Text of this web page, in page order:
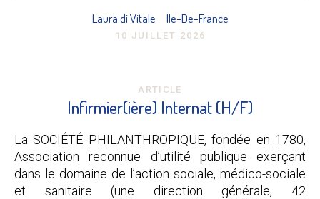
Laura di Vitale Ile-De-France
10 JUILLET 2026
ARTICLE
Infirmier(ière) Internat (H/F)
La SOCIÉTÉ PHILANTHROPIQUE, fondée en 1780,
Association reconnue d’utilité publique exerçant
dans le domaine de l’action sociale, médico-sociale
et sanitaire (une direction générale, 42